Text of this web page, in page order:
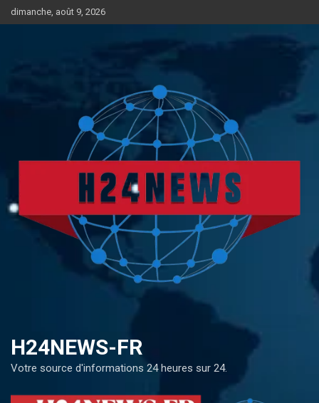
Aller
au
dimanche, août 9, 2026
H24NEWS-FR
Votre source d'informations 24 heures sur 24.